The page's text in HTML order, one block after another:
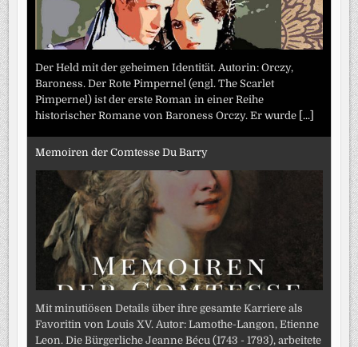
Der Held mit der geheimen Identität. Autorin: Orczy,
Baroness. Der Rote Pimpernel (engl. The Scarlet
Pimpernel) ist der erste Roman in einer Reihe
historischer Romane von Baroness Orczy. Er wurde [...]
Memoiren der Comtesse Du Barry
Mit minutiösen Details über ihre gesamte Karriere als
Favoritin von Louis XV. Autor: Lamothe-Langon, Etienne
Leon. Die Bürgerliche Jeanne Bécu (1743 - 1793), arbeitete